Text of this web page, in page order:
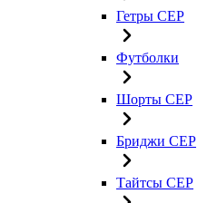
Гетры CEP
Футболки
Шорты CEP
Бриджи CEP
Тайтсы CEP